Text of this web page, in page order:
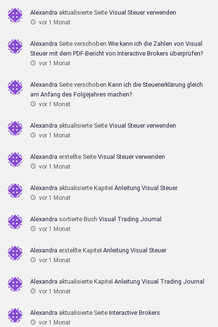
Alexandra aktualisierte Seite Visual Steuer verwenden
vor 1 Monat
Alexandra Seite verschoben Wie kann ich die Zahlen von Visual
Steuer mit dem PDF-Bericht von Interactive Brokers überprüfen?
vor 1 Monat
Alexandra Seite verschoben Kann ich die Steuererklärung gleich
am Anfang des Folgejahres machen?
vor 1 Monat
Alexandra aktualisierte Seite Visual Steuer verwenden
vor 1 Monat
Alexandra erstellte Seite Visual Steuer verwenden
vor 1 Monat
Alexandra aktualisierte Kapitel Anleitung Visual Steuer
vor 1 Monat
Alexandra sortierte Buch Visual Trading Journal
vor 1 Monat
Alexandra erstellte Kapitel Anleitung Visual Steuer
vor 1 Monat
Alexandra aktualisierte Kapitel Anleitung Visual Trading Journal
vor 1 Monat
Alexandra aktualisierte Seite Interactive Brokers
vor 1 Monat